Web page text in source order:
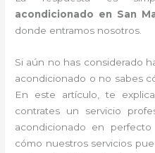
acondicionado en San
donde entramos nosotros.
Si aún no has considerado
acondicionado o no sabes
En este artículo, te
contrates un servicio
acondicionado en perfecto
cómo nuestros servicios